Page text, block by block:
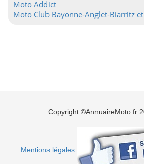
Moto Addict
Moto Club Bayonne-Anglet-Biarritz
Copyright ©AnnuaireMoto.fr
Mentions légales